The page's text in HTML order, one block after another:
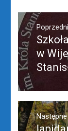
wpisuPoprzedni
Poprzedni
wpis:
w
Następne
Następny